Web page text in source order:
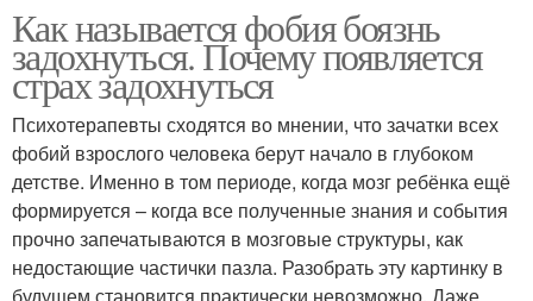
Как называется фобия боязнь
задохнуться. Почему появляется
страх задохнуться
Психотерапевты сходятся во мнении, что зачатки всех
фобий взрослого человека берут начало в глубоком
детстве. Именно в том периоде, когда мозг ребёнка ещё
формируется – когда все полученные знания и события
прочно запечатываются в мозговые структуры, как
недостающие частички пазла. Разобрать эту картинку в